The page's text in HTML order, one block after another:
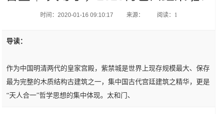
时间：2020-01-16 09:10:17 来源： 阅读：1
导读：
作为中国明清两代的皇家宫殿，紫禁城是世界上现存规模最大、保存
最为完整的木质结构古建筑之一，集中国古代宫廷建筑之精华，更是
“天人合一”哲学思想的集中体现。太和门、